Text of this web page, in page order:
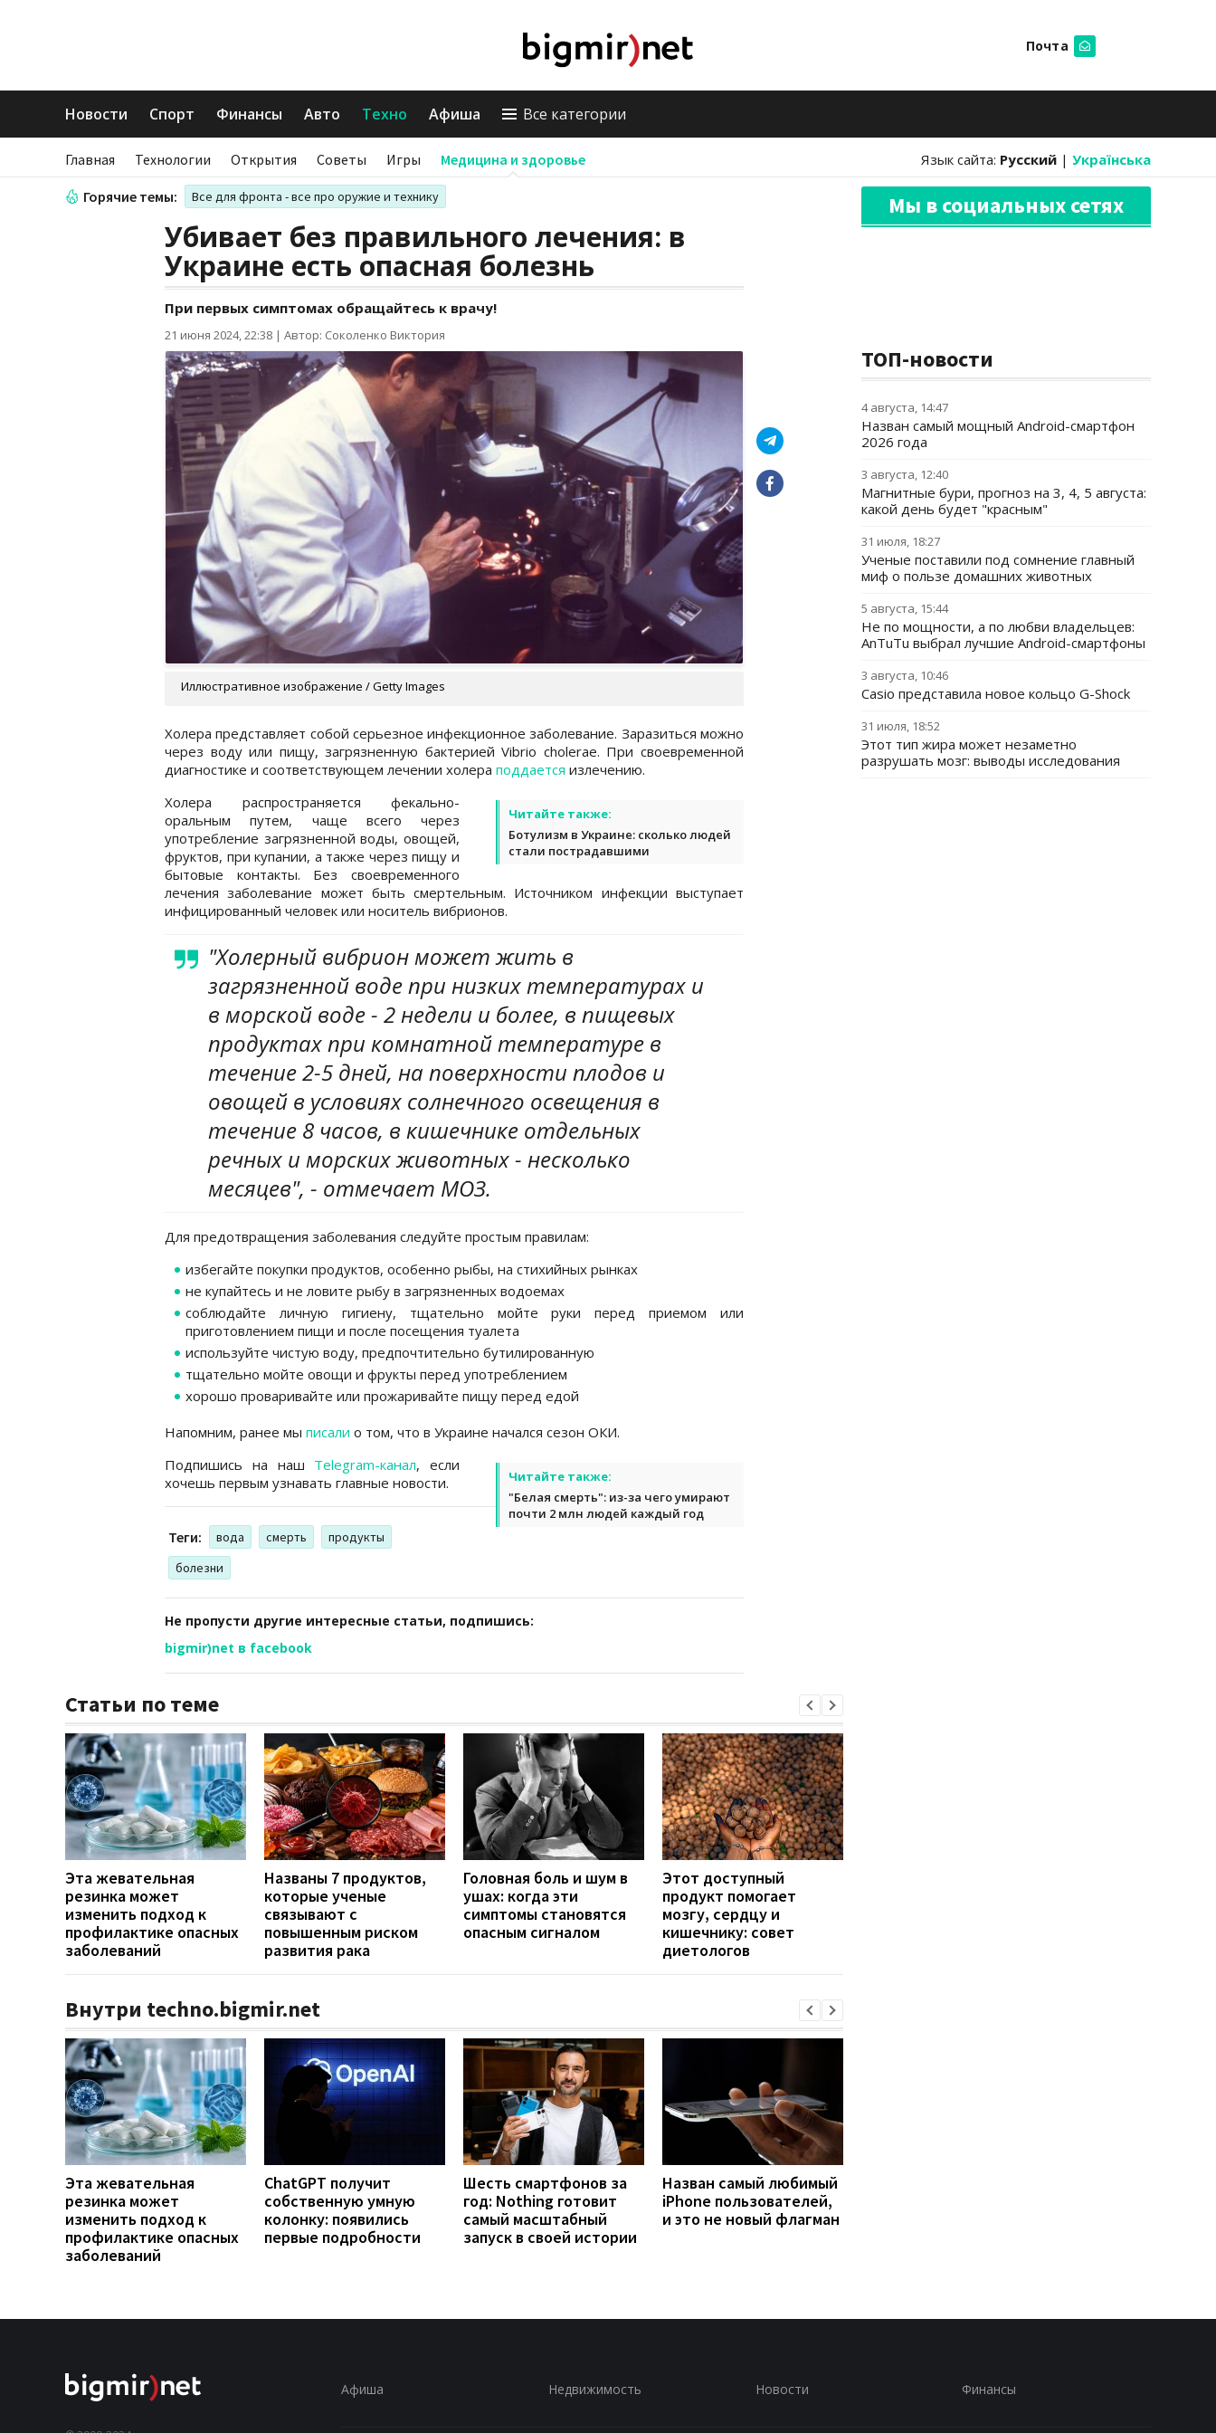
Почта
Новости Спорт Финансы Авто Техно Афиша Все категории
Главная Технологии Открытия Советы Игры Медицина и здоровье Язык сайта: Русский | Українська
Горячие темы: Все для фронта - все про оружие и технику
Убивает без правильного лечения: в
Украине есть опасная болезнь
При первых симптомах обращайтесь к врачу!
21 июня 2024, 22:38 | Автор: Соколенко Виктория
Иллюстративное изображение / Getty Images
Холера представляет собой серьезное инфекционное заболевание. Заразиться можно
через воду или пищу, загрязненную бактерией Vibrio cholerae. При своевременной
диагностике и соответствующем лечении холера поддается излечению.
Читайте также:
Ботулизм в Украине: сколько людей
стали пострадавшими
Холера распространяется фекально-
оральным путем, чаще всего через
употребление загрязненной воды, овощей,
фруктов, при купании, а также через пищу и
бытовые контакты. Без своевременного
лечения заболевание может быть смертельным. Источником инфекции выступает
инфицированный человек или носитель вибрионов.
"Холерный вибрион может жить в
загрязненной воде при низких температурах и
в морской воде - 2 недели и более, в пищевых
продуктах при комнатной температуре в
течение 2-5 дней, на поверхности плодов и
овощей в условиях солнечного освещения в
течение 8 часов, в кишечнике отдельных
речных и морских животных - несколько
месяцев", - отмечает МОЗ.
Для предотвращения заболевания следуйте простым правилам:
избегайте покупки продуктов, особенно рыбы, на стихийных рынках
не купайтесь и не ловите рыбу в загрязненных водоемах
соблюдайте личную гигиену, тщательно мойте руки перед приемом или
приготовлением пищи и после посещения туалета
используйте чистую воду, предпочтительно бутилированную
тщательно мойте овощи и фрукты перед употреблением
хорошо проваривайте или прожаривайте пищу перед едой
Напомним, ранее мы писали о том, что в Украине начался сезон ОКИ.
Читайте также:
"Белая смерть": из-за чего умирают
почти 2 млн людей каждый год
Подпишись на наш Telegram-канал, если
хочешь первым узнавать главные новости.
Теги: вода смерть
продукты
болезни
Не пропусти другие интересные статьи, подпишись:
bigmir)net в facebook
Статьи по теме
Эта жевательная
резинка может
изменить подход к
профилактике опасных
заболеваний
Названы 7 продуктов,
которые ученые
связывают с
повышенным риском
развития рака
Головная боль и шум в
ушах: когда эти
симптомы становятся
опасным сигналом
Этот доступный
продукт помогает
мозгу, сердцу и
кишечнику: совет
диетологов
Внутри techno.bigmir.net
Эта жевательная
резинка может
изменить подход к
профилактике опасных
заболеваний
ChatGPT получит
собственную умную
колонку: появились
первые подробности
Шесть смартфонов за
год: Nothing готовит
самый масштабный
запуск в своей истории
Назван самый любимый
iPhone пользователей,
и это не новый флагман
Мы в социальных сетях
ТОП-новости
4 августа, 14:47
Назван самый мощный Android-смартфон
2026 года
3 августа, 12:40
Магнитные бури, прогноз на 3, 4, 5 августа:
какой день будет "красным"
31 июля, 18:27
Ученые поставили под сомнение главный
миф о пользе домашних животных
5 августа, 15:44
Не по мощности, а по любви владельцев:
AnTuTu выбрал лучшие Android-смартфоны
3 августа, 10:46
Casio представила новое кольцо G-Shock
31 июля, 18:52
Этот тип жира может незаметно
разрушать мозг: выводы исследования
Афиша Недвижимость Новости Финансы